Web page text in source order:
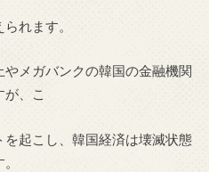
れます。
メガバンクの韓国の金融機関
、こ
起こし、韓国経済は壊滅状態